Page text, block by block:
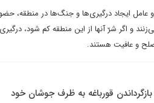
ایجاد درگیری‌ها و جنگ‌ها در منطقه،
و اگر شرّ آنها از این منطقه کم شود،
و عافیت هستند.